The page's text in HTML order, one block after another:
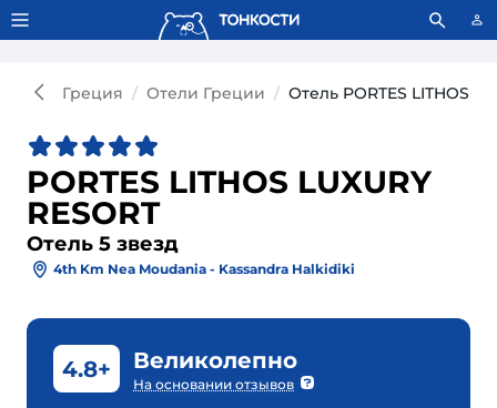
Тонкости используют сookie-файлы. Что это значит?
Греция Отели Греции Отель PORTES LITHOS
PORTES LITHOS LUXURY
RESORT
Отель 5 звезд
4th Km Nea Moudania - Kassandra Halkidiki
4.8+ Великолепно
На основании отзывов